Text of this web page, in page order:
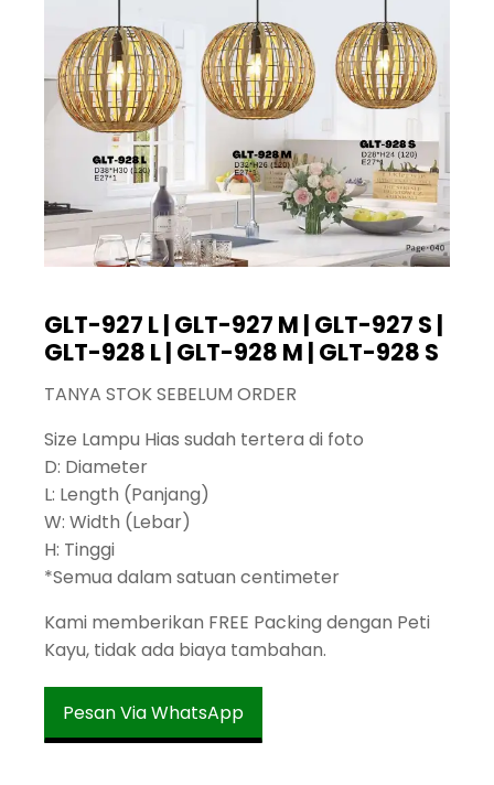
GLT-927 L | GLT-927 M | GLT-927 S |
GLT-928 L | GLT-928 M | GLT-928 S
TANYA STOK SEBELUM ORDER
Size Lampu Hias sudah tertera di foto
D: Diameter
L: Length (Panjang)
W: Width (Lebar)
H: Tinggi
*Semua dalam satuan centimeter
Kami memberikan FREE Packing dengan Peti
Kayu, tidak ada biaya tambahan.
Pesan Via WhatsApp